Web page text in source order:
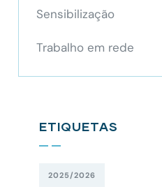
Sensibilização
Trabalho em rede
ETIQUETAS
2025/2026